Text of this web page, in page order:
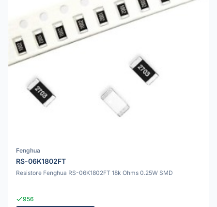
Fenghua
RS-06K1802FT
Resistore Fenghua RS-06K1802FT 18k Ohms 0.25W SMD
956